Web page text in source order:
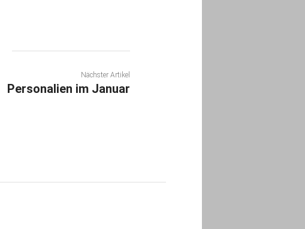
Nächster Artikel
Personalien im Januar